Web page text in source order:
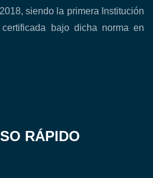
siendo la primera Institución
bajo dicha norma en
RÁPIDO